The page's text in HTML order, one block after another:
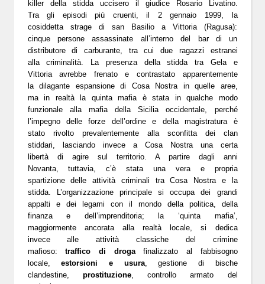
killer della stidda uccisero il giudice Rosario Livatino.
Tra gli episodi più cruenti, il 2 gennaio 1999, la
cosiddetta strage di san Basilio a Vittoria (Ragusa):
cinque persone assassinate all’interno del bar di un
distributore di carburante, tra cui due ragazzi estranei
alla criminalità. La presenza della stidda tra Gela e
Vittoria avrebbe frenato e contrastato apparentemente
la dilagante espansione di Cosa Nostra in quelle aree,
ma in realtà la quinta mafia è stata in qualche modo
funzionale alla mafia della Sicilia occidentale, perché
l’impegno delle forze dell’ordine e della magistratura è
stato rivolto prevalentemente alla sconfitta dei clan
stiddari, lasciando invece a Cosa Nostra una certa
libertà di agire sul territorio. A partire dagli anni
Novanta, tuttavia, c’è stata una vera e propria
spartizione delle attività criminali tra Cosa Nostra e la
stidda. L’organizzazione principale si occupa dei grandi
appalti e dei legami con il mondo della politica, della
finanza e dell’imprenditoria; la ‘quinta mafia’,
maggiormente ancorata alla realtà locale, si dedica
invece alle attività classiche del crimine
mafioso:traffico di drogafinalizzato al fabbisogno
locale, estorsioni e usura, gestione di bische
clandestine, prostituzione, controllo armato del